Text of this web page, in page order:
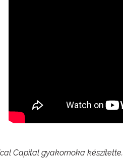
Capital gyakornoka készítette.